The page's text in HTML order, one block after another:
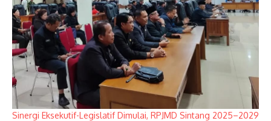
Sinergi Eksekutif-Legislatif Dimulai, RPJMD Sintang 2025–2029